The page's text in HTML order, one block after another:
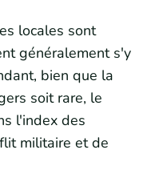
locales sont
généralement s'y
bien que la
soit rare, le
l'index des
militaire et de